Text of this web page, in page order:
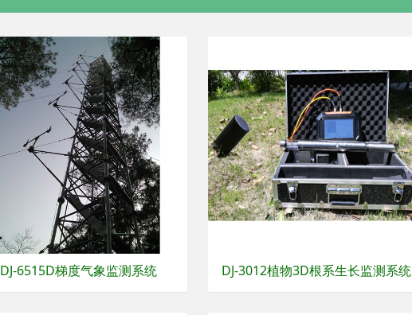
DJ-6515D梯度气象监测系统 DJ-3012植物3D根系生长监测系统